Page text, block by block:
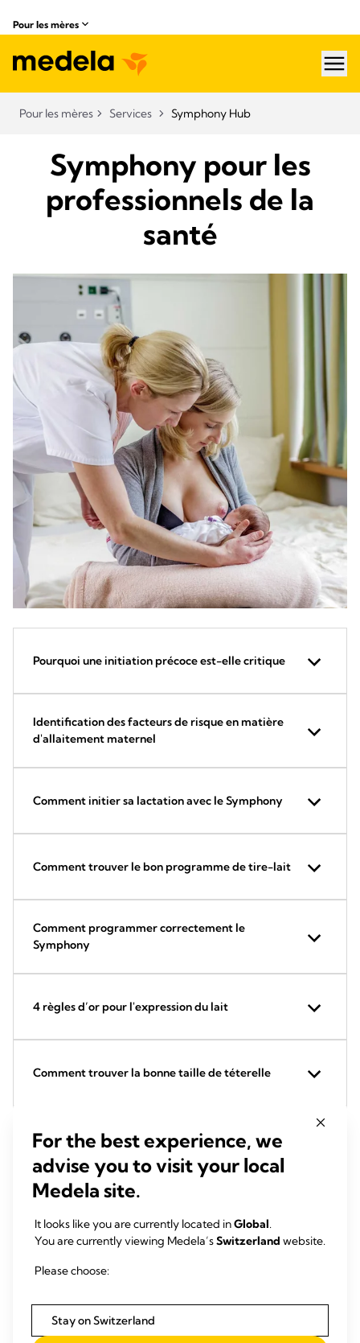
Pour les mères
Pour les mères Services Symphony Hub
Symphony pour les
professionnels de la
santé
Pourquoi une initiation précoce est-elle critique
Identification des facteurs de risque en matière
d'allaitement maternel
Comment initier sa lactation avec le Symphony
Comment trouver le bon programme de tire-lait
Comment programmer correctement le
Symphony
4 règles d’or pour l'expression du lait
Comment trouver la bonne taille de téterelle
Comment régler le niveau d’aspiration maximale
de confort
domicile
For the best experience, we
advise you to visit your local
Medela site.
It looks like you are currently located inGlobal.
You are currently viewing Medela’sSwitzerland website.
Please choose:
Stay on Switzerland